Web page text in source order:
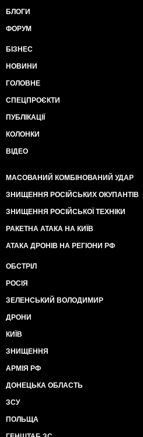
БЛОГИ
ФОРУМ
БІЗНЕС
НОВИНИ
ГОЛОВНЕ
СПЕЦПРОЄКТИ
ПУБЛІКАЦІЇ
КОЛОНКИ
ВІДЕО
МАСОВАНИЙ КОМБІНОВАНИЙ УДАР
ЗНИЩЕННЯ РОСІЙСЬКИХ ОКУПАНТІВ
ЗНИЩЕННЯ РОСІЙСЬКОЇ ТЕХНІКИ
РАКЕТНА АТАКА НА КИЇВ
АТАКА ДРОНІВ НА РЕГІОНИ РФ
ОБСТРІЛ
РОСІЯ
ЗЕЛЕНСЬКИЙ ВОЛОДИМИР
ДРОНИ
КИЇВ
ЗНИЩЕННЯ
АРМІЯ РФ
ДОНЕЦЬКА ОБЛАСТЬ
ЗСУ
ПОЛЬЩА